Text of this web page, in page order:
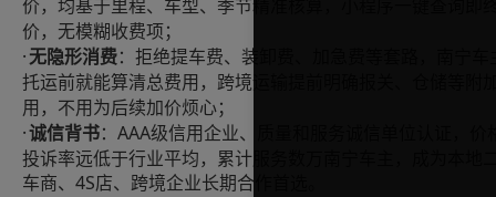
价，均基于里程、车型、季节精准核算，小程序一键查询即
价，无模糊收费项；
· 无隐形消费：拒绝提车费、装卸费、加急费等套路，南宁车
托运前就能算清总费用，跨境运输提前明确报关、仓储等附
用，不用为后续加价烦心；
·诚信背书： AAA级信用企业、质量和服务诚信单位认证，价
投诉率远低于行业平均，累计服务数万南宁车主，成为本地
车商、4S店、跨境企业长期合作首选。